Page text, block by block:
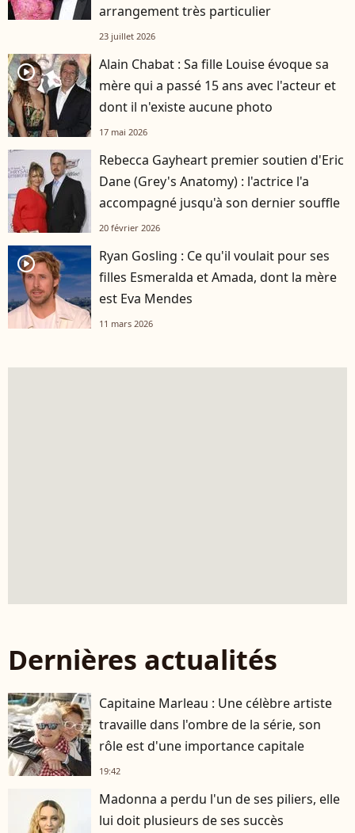
arrangement très particulier
23 juillet 2026
player2
Alain Chabat : Sa fille Louise évoque sa
mère qui a passé 15 ans avec l'acteur et
dont il n'existe aucune photo
17 mai 2026
Rebecca Gayheart premier soutien d'Eric
Dane (Grey's Anatomy) : l'actrice l'a
accompagné jusqu'à son dernier souffle
20 février 2026
player2
Ryan Gosling : Ce qu'il voulait pour ses
filles Esmeralda et Amada, dont la mère
est Eva Mendes
11 mars 2026
Dernières actualités
Capitaine Marleau : Une célèbre artiste
travaille dans l'ombre de la série, son
rôle est d'une importance capitale
19:42
Madonna a perdu l'un de ses piliers, elle
lui doit plusieurs de ses succès